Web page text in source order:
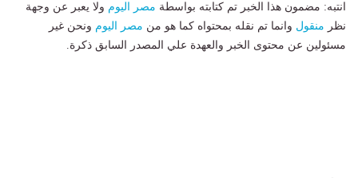
انتبه: مضمون هذا الخبر تم كتابته بواسطة مصر اليوم ولا يعبر عن وجهة
نظر منقول وانما تم نقله بمحتواه كما هو من مصر اليوم ونحن غير
مسئولين عن محتوى الخبر والعهدة علي المصدر السابق ذكرة.